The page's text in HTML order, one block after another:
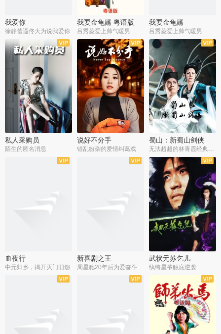
我爱你
徐静蕾逼佟大为说我爱你
我要金龟婿 粤语版
吕秀菱爱上帅气暖男
我要金龟婿
吕秀菱爱上帅气暖男
私人采购员
陌生的匿名消息
说好不分手
错乱纷杂的爱情纠葛戏
蜀山：新蜀山剑侠
无法超越的林青霞经典角色
血夜行
中元归乡，揭开灭门旧怨
新喜剧之王
周星驰20年后为爱奋斗
武状元苏乞儿
纨绔星爷触底逆袭